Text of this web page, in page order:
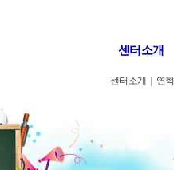
센터소개
센터소개 연혁